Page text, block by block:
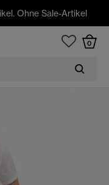
Ohne Sale-Artikel
0